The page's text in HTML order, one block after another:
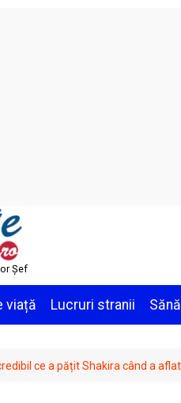
Șef
viață Lucruri stranii
ce a pățit Shakira când a